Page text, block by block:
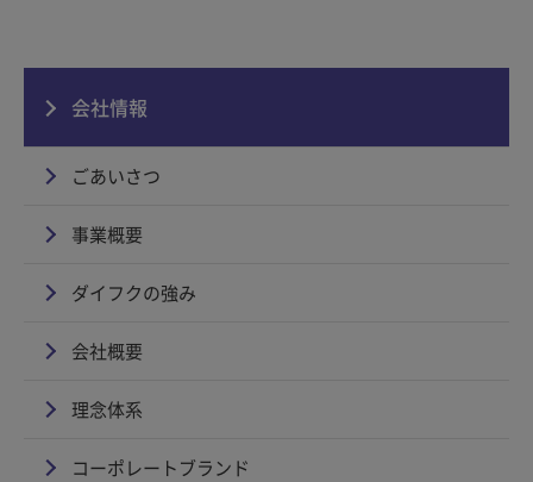
会社情報
ごあいさつ
事業概要
ダイフクの強み
会社概要
理念体系
コーポレートブランド